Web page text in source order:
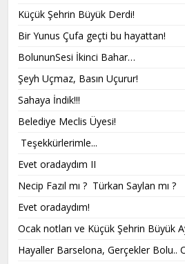
Küçük Şehrin Büyük Derdi!
Bir Yunus Çufa geçti bu hayattan!
BolununSesi İkinci Bahar…
Şeyh Uçmaz, Basın Uçurur!
Sahaya İndik!!!
Belediye Meclis Üyesi!
Teşekkürlerimle...
Evet oradaydım II
Necip Fazıl mı ? Türkan Saylan mı ?
Evet oradaydım!
Ocak notları ve Küçük Şehrin Büyük
Hayaller Barselona, Gerçekler Bolu..